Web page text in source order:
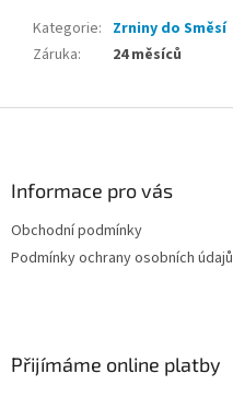
Kategorie: Zrniny do Směsí
Záruka: 24 měsíců
Informace pro vás
Obchodní podmínky
Podmínky ochrany osobních údajů
Přijímáme online platby